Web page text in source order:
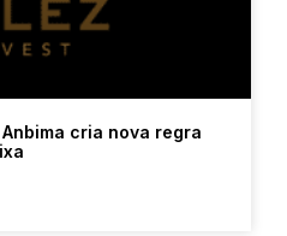
cria nova regra